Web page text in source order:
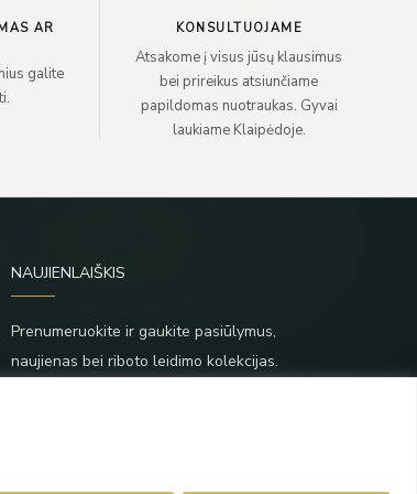
AR
galite
KONSULTUOJAME
Atsakome į visus jūsų klausimus
bei prireikus atsiunčiame
papildomas nuotraukas. Gyvai
laukiame Klaipėdoje.
NAUJIENLAIŠKIS
Prenumeruokite ir gaukite pasiūlymus,
naujienas bei riboto leidimo kolekcijas.